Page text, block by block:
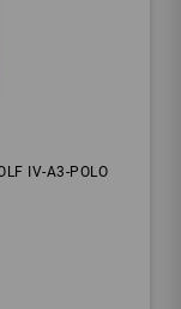
IV-A3-POLO